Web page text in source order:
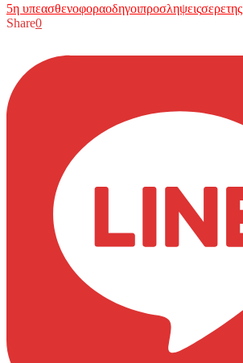
5η υπεασθενοφοραοδηγοιπροσληψειςσερετης
Share0